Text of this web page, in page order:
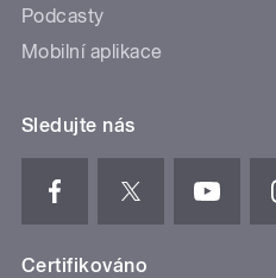
Podcasty
Mobilní aplikace
Sledujte nás
Certifikováno